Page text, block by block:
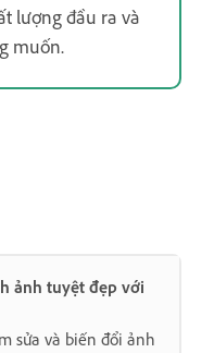
lượng đầu ra và
muốn.
ảnh tuyệt đẹp với
sửa và biến đổi ảnh